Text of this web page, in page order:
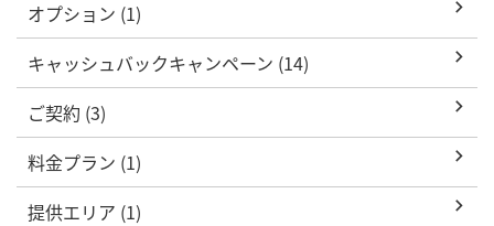
オプション (1)
キャッシュバックキャンペーン (14)
ご契約 (3)
料金プラン (1)
提供エリア (1)